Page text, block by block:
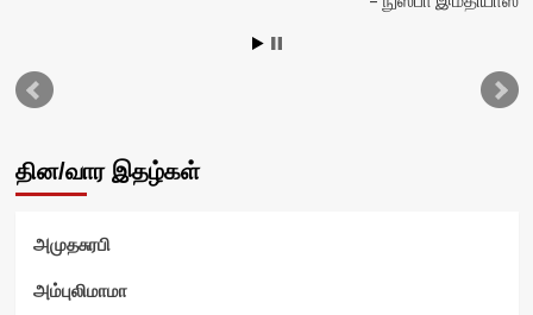
தின/வார இதழ்கள்
அமுதசுரபி
அம்புலிமாமா